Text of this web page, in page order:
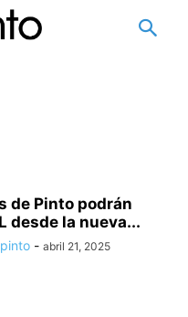
de Pinto podrán
desde la nueva...
- abril 21, 2025